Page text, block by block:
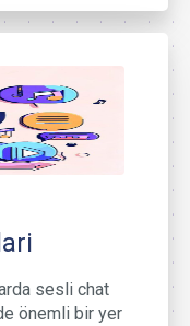
sesli chat
önemli bir yer